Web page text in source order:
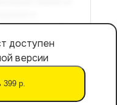
доступен
версии
399 р.